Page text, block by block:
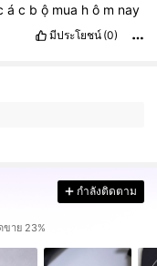
á c b ộ mua h ô m nay
มีประโยชน์ (0)
กำลังติดตาม
าย 23%